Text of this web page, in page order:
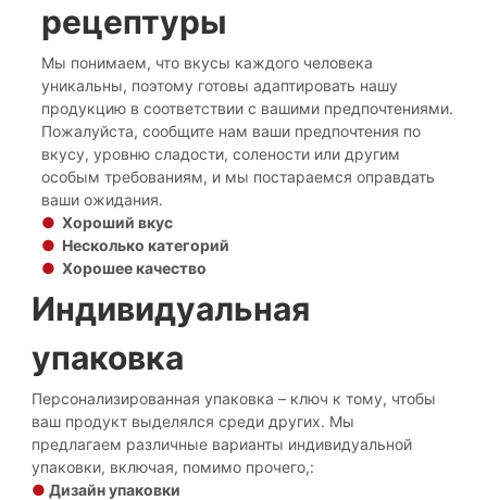
рецептуры
Мы понимаем, что вкусы каждого человека
уникальны, поэтому готовы адаптировать нашу
продукцию в соответствии с вашими предпочтениями.
Пожалуйста, сообщите нам ваши предпочтения по
вкусу, уровню сладости, солености или другим
особым требованиям, и мы постараемся оправдать
ваши ожидания.
● Хороший вкус
● Несколько категорий
● Хорошее качество
Индивидуальная
упаковка
Персонализированная упаковка – ключ к тому, чтобы
ваш продукт выделялся среди других. Мы
предлагаем различные варианты индивидуальной
упаковки, включая, помимо прочего,:
●Дизайн упаковки